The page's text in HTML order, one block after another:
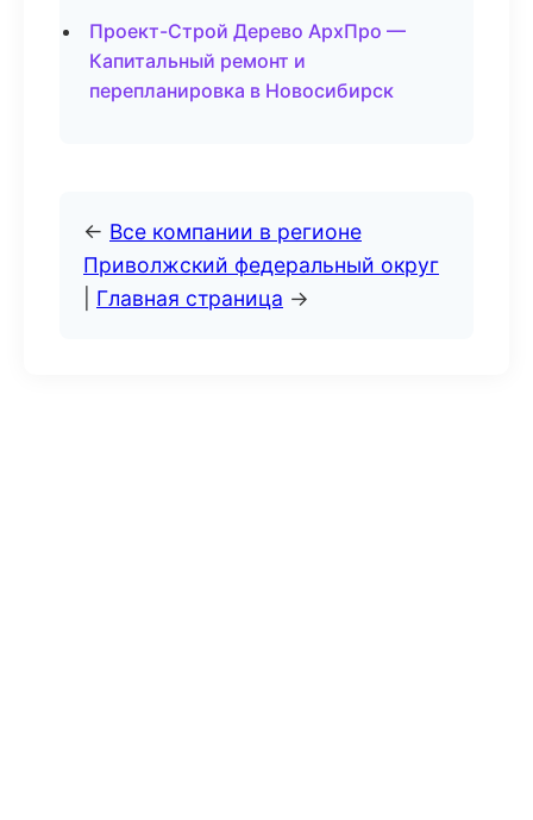
Проект-Строй Дерево АрхПро —
Капитальный ремонт и
перепланировка в Новосибирск
← Все компании в регионе
Приволжский федеральный округ
Главная страница →